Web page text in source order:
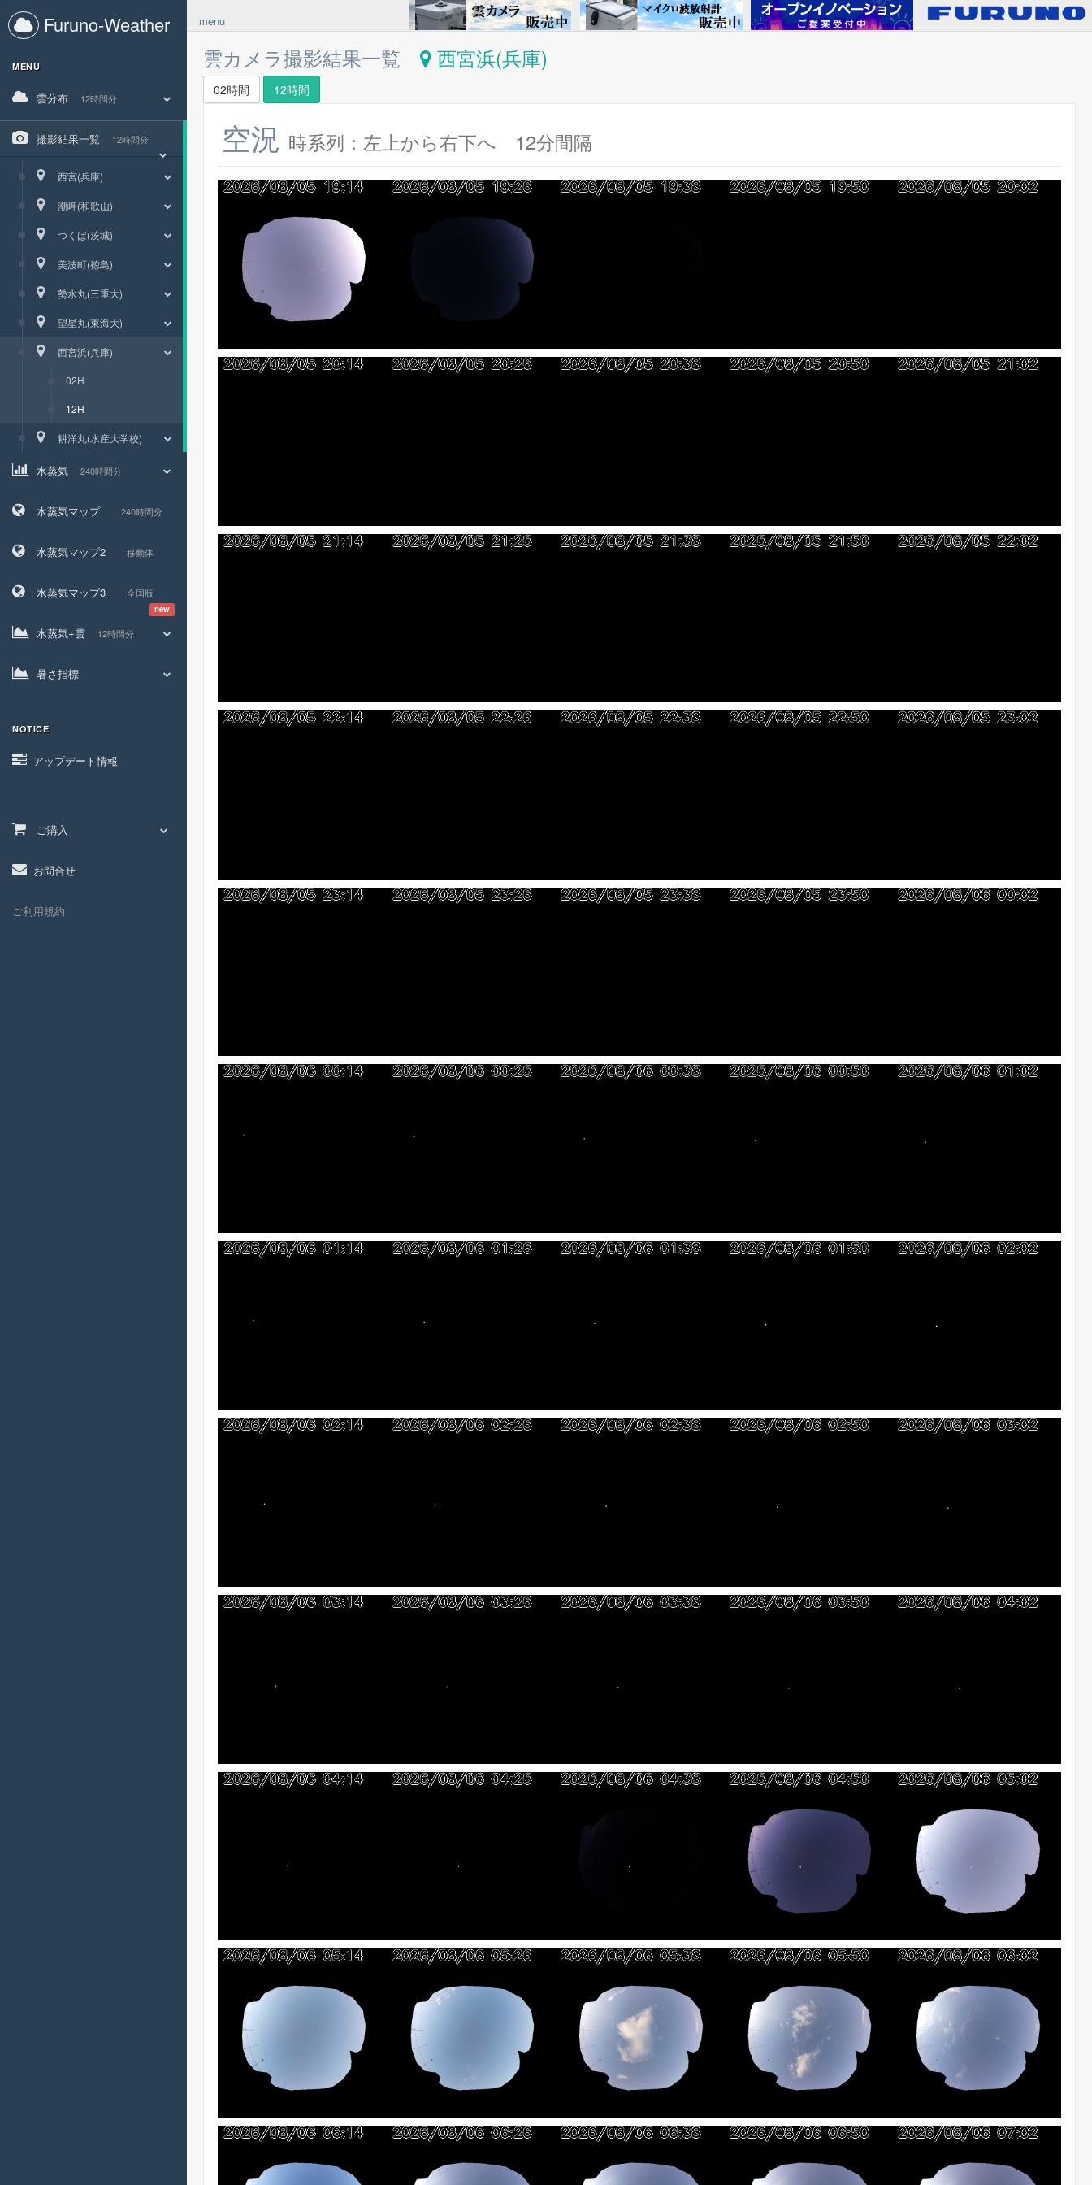
Furuno-Weather
MENU
雲分布 12時間分
撮影結果一覧 12時間分
西宮(兵庫)
潮岬(和歌山)
つくば(茨城)
美波町(徳島)
勢水丸(三重大)
望星丸(東海大)
西宮浜(兵庫)
02H
12H
耕洋丸(水産大学校)
水蒸気 240時間分
水蒸気マップ 240時間分
水蒸気マップ2 移動体
水蒸気マップ3 全国版
new
水蒸気+雲 12時間分
暑さ指標
NOTICE
アップデート情報
ご購入
お問合せ
ご利用規約
menu
雲カメラ撮影結果一覧 西宮浜(兵庫)
02時間 12時間
空況 時系列：左上から右下へ 12分間隔